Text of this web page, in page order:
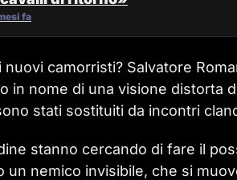
fa
camorristi? Salvatore
in nome di una visione distorta
stati sostituiti da incontri
stanno cercando di fare il
un nemico invisibile, che si